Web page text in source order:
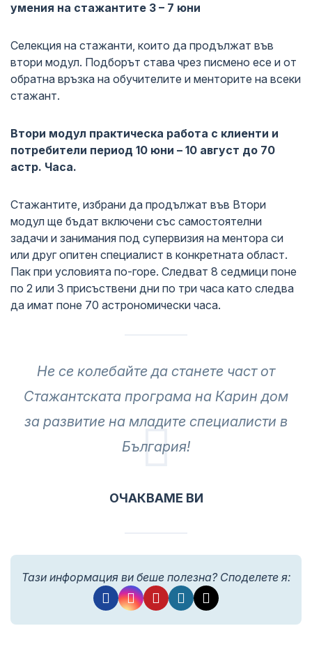
умения на стажантите 3 – 7 юни
Селекция на стажанти, които да продължат във
втори модул. Подборът става чрез писмено есе и от
обратна връзка на обучителите и менторите на всеки
стажант.
Втори модул практическа работа с клиенти и
потребители период 10 юни – 10 август до 70
астр. Часа.
Стажантите, избрани да продължат във Втори
модул ще бъдат включени със самостоятелни
задачи и занимания под супервизия на ментора си
или друг опитен специалист в конкретната област.
Пак при условията по-горе. Следват 8 седмици поне
по 2 или 3 присъствени дни по три часа като следва
да имат поне 70 астрономически часа.
Не се колебайте да станете част от
Стажантската програма на Карин дом
за развитие на младите специалисти в
България!
ОЧАКВАМЕ ВИ
Тази информация ви беше полезна? Споделете я: